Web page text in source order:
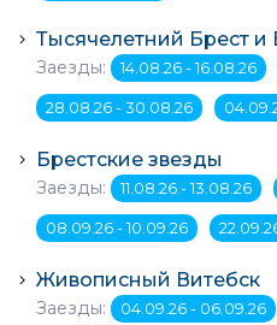
Тысячелетний Брест
Заезды: 14.08.26 - 16.08.26
28.08.26 - 30.08.26
Брестские звезды
Заезды: 11.08.26 - 13.08.26
08.09.26 - 10.09.26
Живописный Витебск
Заезды: 04.09.26 - 06.09.26